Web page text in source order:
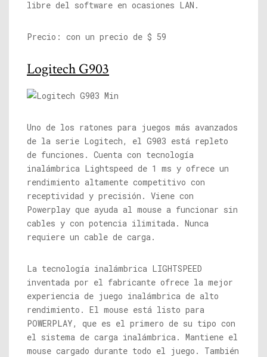
libre del software en ocasiones LAN.
Precio: con un precio de $ 59
Logitech G903
Uno de los ratones para juegos más avanzados
de la serie Logitech, el G903 está repleto
de funciones. Cuenta con tecnología
inalámbrica Lightspeed de 1 ms y ofrece un
rendimiento altamente competitivo con
receptividad y precisión. Viene con
Powerplay que ayuda al mouse a funcionar sin
cables y con potencia ilimitada. Nunca
requiere un cable de carga.
La tecnología inalámbrica LIGHTSPEED
inventada por el fabricante ofrece la mejor
experiencia de juego inalámbrica de alto
rendimiento. El mouse está listo para
POWERPLAY, que es el primero de su tipo con
el sistema de carga inalámbrica. Mantiene el
mouse cargado durante todo el juego. También